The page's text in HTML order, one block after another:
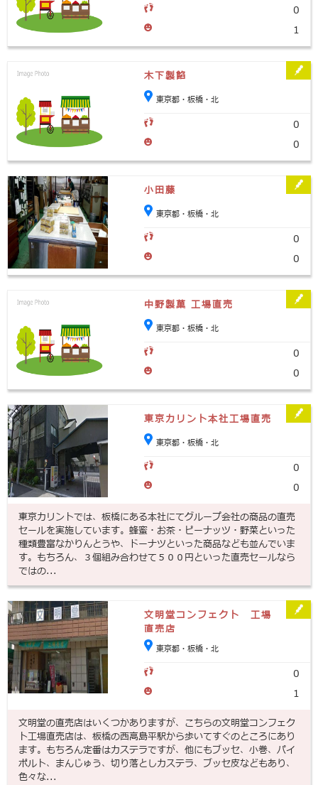
0
1
木下製餡
東京都・板橋・北
0
0
小田藤
東京都・板橋・北
0
0
中野製菓 工場直売
東京都・板橋・北
0
0
東京カリント本社工場直売
東京都・板橋・北
0
0
東京カリントでは、板橋にある本社にてグループ会社の商品の直売
セールを実施しています。蜂蜜・お茶・ピーナッツ・野菜といった
種類豊富なかりんとうや、ドーナツといった商品なども並んでいま
す。もちろん、３個組み合わせて５００円といった直売セールなら
ではの...
文明堂コンフェクト 工場
直売店
東京都・板橋・北
0
1
文明堂の直売店はいくつかありますが、こちらの文明堂コンフェク
ト工場直売店は、板橋の西高島平駅から歩いてすぐのところにあり
ます。もちろん定番はカステラですが、他にもブッセ、小巻、パイ
ポルト、まんじゅう、切り落としカステラ、ブッセ皮などもあり、
色々な...